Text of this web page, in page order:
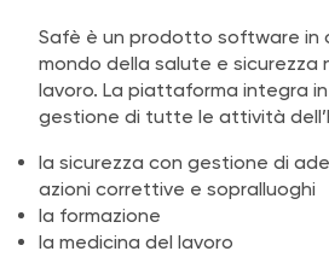
Safè è un prodotto software in
mondo della salute e sicurezza
lavoro. La piattaforma integra
gestione di tutte le attività
la sicurezza con gestione di
azioni correttive e sopralluoghi
la formazione
la medicina del lavoro